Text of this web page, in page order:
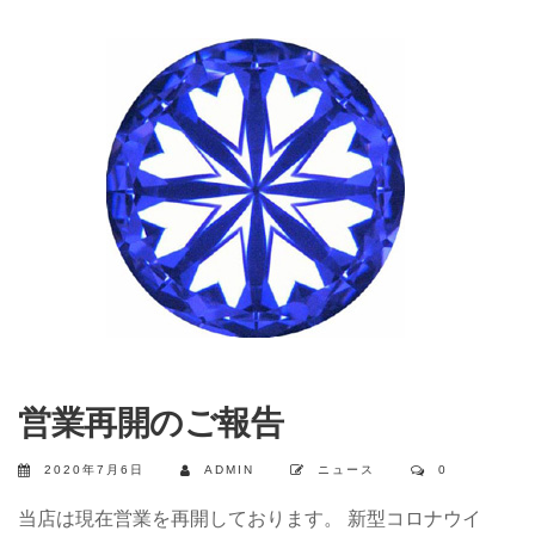
営業再開のご報告
2020年7月6日 ADMIN ニュース 0
当店は現在営業を再開しております。 新型コロナウイ